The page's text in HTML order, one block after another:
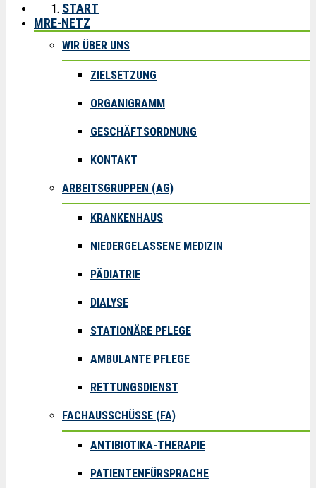
START
MRE-NETZ
WIR ÜBER UNS
ZIELSETZUNG
ORGANIGRAMM
GESCHÄFTSORDNUNG
KONTAKT
ARBEITSGRUPPEN (AG)
KRANKENHAUS
NIEDERGELASSENE MEDIZIN
PÄDIATRIE
DIALYSE
STATIONÄRE PFLEGE
AMBULANTE PFLEGE
RETTUNGSDIENST
FACHAUSSCHÜSSE (FA)
ANTIBIOTIKA-THERAPIE
PATIENTENFÜRSPRACHE